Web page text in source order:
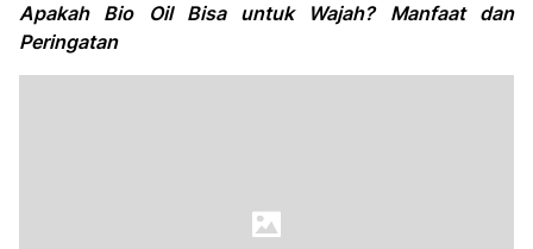
Apakah Bio Oil Bisa untuk Wajah? Manfaat dan
Peringatan